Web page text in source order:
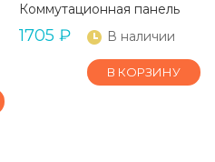
Коммутационная панель
1705 ₽ В наличии
В КОРЗИНУ